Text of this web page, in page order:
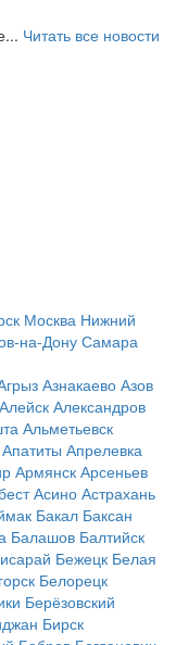
Читать все новости
Москва Нижний
на-Дону Самара
Азнакаево Азов
Алейск Александров
Альметьевск
Апатиты Апрелевка
Армянск Арсеньев
Асино Астрахань
Бакал Баксан
Балашов Балтийск
Бежецк Белая
Белорецк
Берёзовский
Бирск